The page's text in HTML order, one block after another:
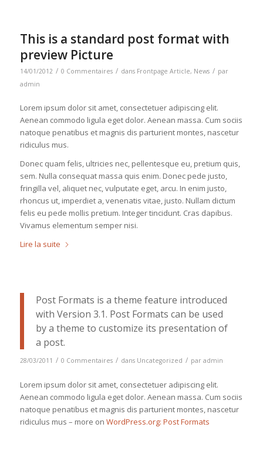
This is a standard post format with
preview Picture
14/01/2012 / 0 Commentaires / dans Frontpage Article, News / par
admin
Lorem ipsum dolor sit amet, consectetuer adipiscing elit.
Aenean commodo ligula eget dolor. Aenean massa. Cum sociis
natoque penatibus et magnis dis parturient montes, nascetur
ridiculus mus.
Donec quam felis, ultricies nec, pellentesque eu, pretium quis,
sem. Nulla consequat massa quis enim. Donec pede justo,
fringilla vel, aliquet nec, vulputate eget, arcu. In enim justo,
rhoncus ut, imperdiet a, venenatis vitae, justo. Nullam dictum
felis eu pede mollis pretium. Integer tincidunt. Cras dapibus.
Vivamus elementum semper nisi.
Lire la suite
Post Formats is a theme feature introduced
with Version 3.1. Post Formats can be used
by a theme to customize its presentation of
a post.
28/03/2011 / 0 Commentaires / dans Uncategorized / par admin
Lorem ipsum dolor sit amet, consectetuer adipiscing elit.
Aenean commodo ligula eget dolor. Aenean massa. Cum sociis
natoque penatibus et magnis dis parturient montes, nascetur
ridiculus mus – more on WordPress.org: Post Formats